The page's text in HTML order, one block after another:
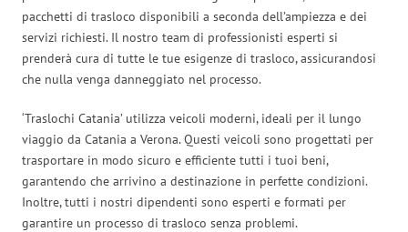
pacchetti di trasloco disponibili a seconda dell’ampiezza e dei
servizi richiesti. Il nostro team di professionisti esperti si
prenderà cura di tutte le tue esigenze di trasloco, assicurandosi
che nulla venga danneggiato nel processo.
‘Traslochi Catania’ utilizza veicoli moderni, ideali per il lungo
viaggio da Catania a Verona. Questi veicoli sono progettati per
trasportare in modo sicuro e efficiente tutti i tuoi beni,
garantendo che arrivino a destinazione in perfette condizioni.
Inoltre, tutti i nostri dipendenti sono esperti e formati per
garantire un processo di trasloco senza problemi.